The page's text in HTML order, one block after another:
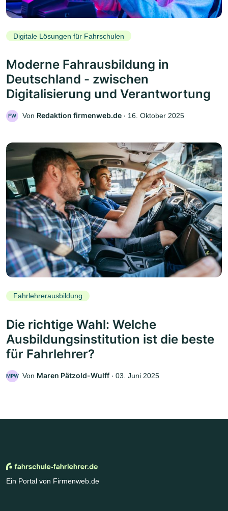
Digitale Lösungen für Fahrschulen
Moderne Fahrausbildung in
Deutschland - zwischen
Digitalisierung und Verantwortung
FW Von Redaktion firmenweb.de ‧ 16. Oktober 2025
Fahrlehrerausbildung
Die richtige Wahl: Welche
Ausbildungsinstitution ist die beste
für Fahrlehrer?
MPW Von Maren Pätzold-Wulff ‧ 03. Juni 2025
Ein Portal von Firmenweb.de